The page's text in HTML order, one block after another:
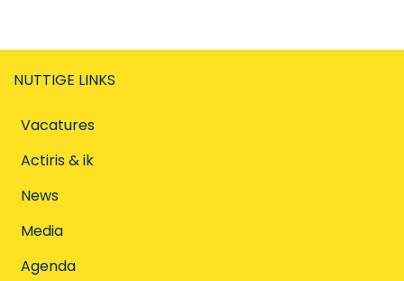
NUTTIGE LINKS
Vacatures
Actiris & ik
News
Media
Agenda